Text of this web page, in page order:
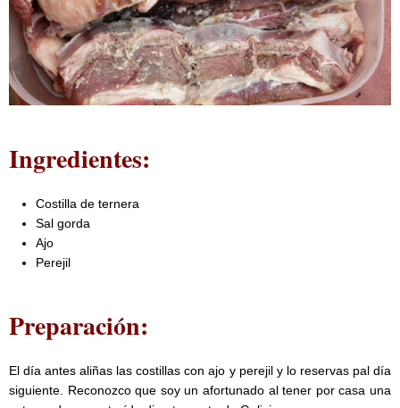
Ingredientes:
Costilla de ternera
Sal gorda
Ajo
Perejil
Preparación:
El día antes aliñas las costillas con ajo y perejil y lo reservas pal día
siguiente. Reconozco que soy un afortunado al tener por casa una